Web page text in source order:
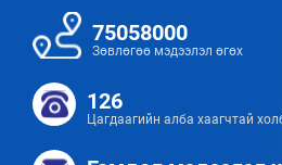
75058000
Зөвлөгөө мэдээлэл өгөх
126
Цагдаагийн алба хаагчтай